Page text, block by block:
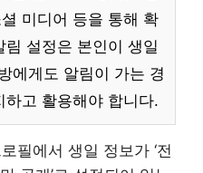
미디어 등을 통해 확
설정은 본인이 생일
에게도 알림이 가는 경
고 활용해야 합니다.
필에서 생일 정보가 ‘전